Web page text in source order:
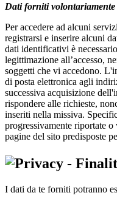
Dati forniti volontariamente
Per accedere ad alcuni
registrarsi e inserire alcuni
dati identificativi è
legittimazione all’accesso,
soggetti che vi accedono.
di posta elettronica agli
successiva acquisizione
rispondere alle richieste,
inseriti nella missiva.
progressivamente riportate
pagine del sito predisposte
I dati da te forniti potranno